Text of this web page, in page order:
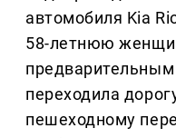
автомобиля Kia
58‑летнюю
переходила
пешеходному